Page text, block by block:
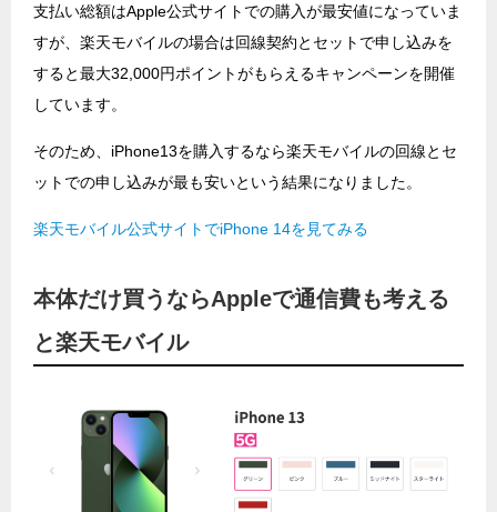
支払い総額はApple公式サイトでの購入が最安値になっていま
すが、楽天モバイルの場合は回線契約とセットで申し込みを
すると最大32,000円ポイントがもらえるキャンペーンを開催
しています。
そのため、iPhone13を購入するなら楽天モバイルの回線とセ
ットでの申し込みが最も安いという結果になりました。
楽天モバイル公式サイトでiPhone 14を見てみる
本体だけ買うならAppleで通信費も考える
と楽天モバイル